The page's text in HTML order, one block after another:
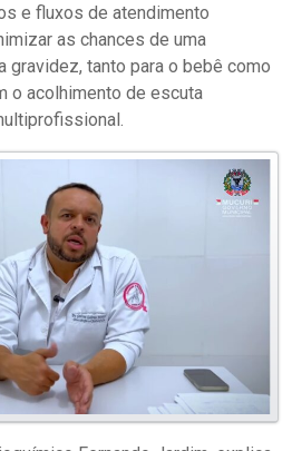
e fluxos de atendimento
as chances de uma
gravidez, tanto para o bebê como
o acolhimento de escuta